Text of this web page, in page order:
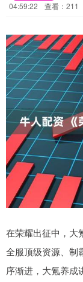
04:59:22
查看：211
在荣耀出征中，大
全服顶级资源、制
序渐进，大氪养成